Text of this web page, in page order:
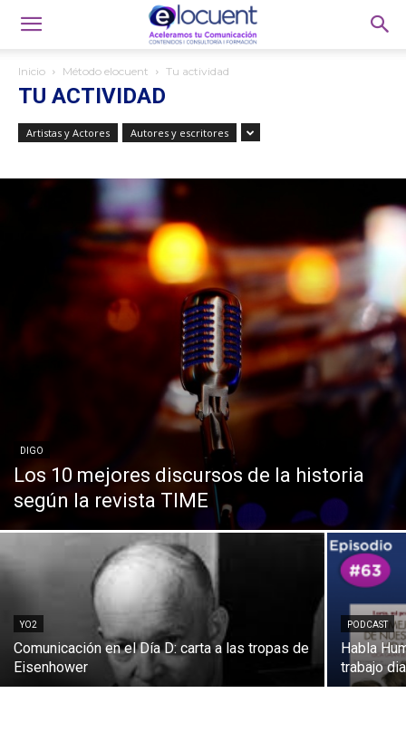
Inicio Método elocuent Tu actividad
TU ACTIVIDAD
Artistas y Actores Autores y escritores
DIGO
Los 10 mejores discursos de la historia
según la revista TIME
YO2
Comunicación en el Día D: carta a las tropas de
Eisenhower
PODCAST
Habla
trabajo